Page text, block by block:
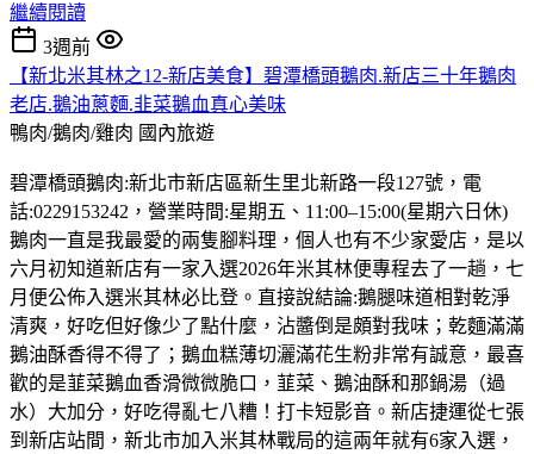
繼續閱讀
3週前
【新北米其林之12-新店美食】碧潭橋頭鵝肉.新店三十年鵝肉
老店.鵝油蔥麵.韭菜鵝血真心美味
鴨肉/鵝肉/雞肉 國內旅遊
碧潭橋頭鵝肉:新北市新店區新生里北新路一段127號，電
話:0229153242，營業時間:星期五、11:00–15:00(星期六日休)
鵝肉一直是我最愛的兩隻腳料理，個人也有不少家愛店，是以
六月初知道新店有一家入選2026年米其林便專程去了一趟，七
月便公佈入選米其林必比登。直接說結論:鵝腿味道相對乾淨
清爽，好吃但好像少了點什麼，沾醬倒是頗對我味；乾麵滿滿
鵝油酥香得不得了；鵝血糕薄切灑滿花生粉非常有誠意，最喜
歡的是韮菜鵝血香滑微微脆口，韮菜、鵝油酥和那鍋湯（過
水）大加分，好吃得亂七八糟！打卡短影音。新店捷運從七張
到新店站間，新北市加入米其林戰局的這兩年就有6家入選，